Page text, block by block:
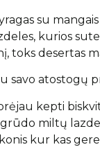
su
kurios
toks desertas
savo atostogų
kepti
miltų
kur kas